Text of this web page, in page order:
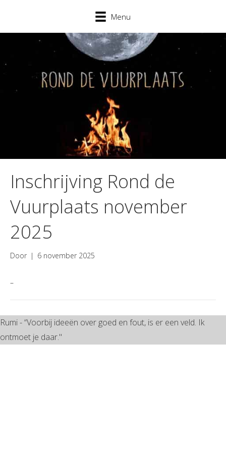
Menu
Inschrijving Rond de
Vuurplaats november
2025
Door | 6 november 2025
–
Rumi - “Voorbij ideeën over goed en fout, is er een veld. Ik
ontmoet je daar."